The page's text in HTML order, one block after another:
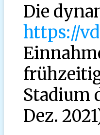
Die
https://
Stadium
Dez.